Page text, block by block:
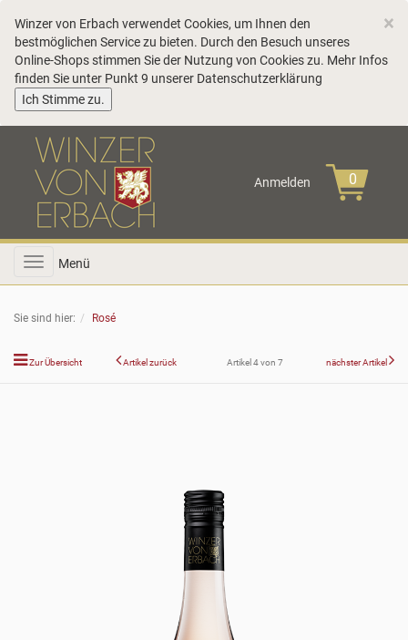
×
Winzer von Erbach verwendet Cookies, um Ihnen den
bestmöglichen Service zu bieten. Durch den Besuch unseres
Online-Shops stimmen Sie der Nutzung von Cookies zu. Mehr Infos
finden Sie unter Punkt 9 unserer Datenschutzerklärung
Ich Stimme zu.
Anmelden
Toggle
navigation
Menü
Sie sind hier: Rosé
Zur Übersicht Artikel zurück Artikel 4 von 7 nächster Artikel